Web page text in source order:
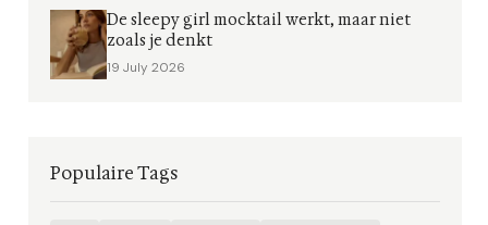
De sleepy girl mocktail werkt, maar niet
zoals je denkt
19 July 2026
Populaire Tags